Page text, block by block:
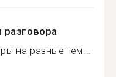
на разные тем...